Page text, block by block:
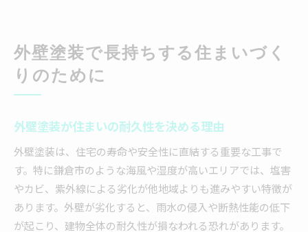
外壁塗装で長持ちする住まいづく
りのために
外壁塗装が住まいの耐久性を決める理由
外壁塗装は、住宅の寿命や安全性に直結する重要な工事で
す。特に鎌倉市のような海風や湿度が高いエリアでは、塩害
やカビ、紫外線による劣化が他地域よりも進みやすい特徴が
あります。外壁が劣化すると、雨水の侵入や断熱性能の低下
が起こり、建物全体の耐久性が損なわれる恐れがあります。